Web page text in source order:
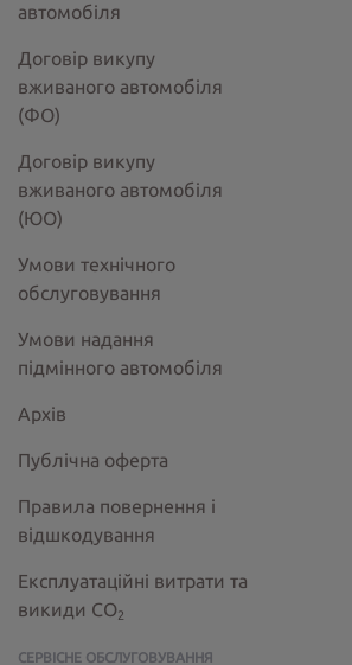
автомобіля
Договір викупу
вживаного автомобіля
(ФО)
Договір викупу
вживаного автомобіля
(ЮО)
Умови технічного
обслуговування
Умови надання
підмінного автомобіля
Архів
Публічна оферта
Правила повернення і
відшкодування
Експлуатаційні витрати та
викиди СО2
СЕРВІСНЕ ОБСЛУГОВУВАННЯ